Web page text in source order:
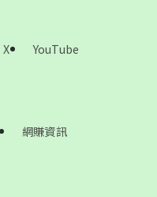
X
YouTube
網賺資訊